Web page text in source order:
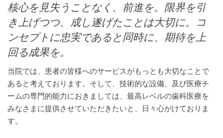
核心を見失うことなく、前進を。限界を引
き上げつつ、成し遂げたことは大切に。コ
ンセプトに忠実であると同時に、期待を上
回る成果を。
当院では、患者の皆様へのサービスがもっとも大切なことで
あると考えております。そして、技術的な設備、及び医療チ
ームの専門的能力におきましては、最高レベルの歯科医療を
みなさまに提供させていただきたいと、日々心がけておりま
す。